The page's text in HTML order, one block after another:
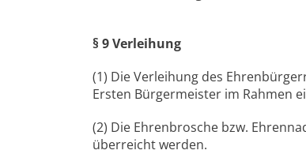
§ 9 Verleihung
(1) Die Verleihung des
Ersten Bürgermeister im Rahmen
(2) Die Ehrenbrosche bzw.
überreicht werden.